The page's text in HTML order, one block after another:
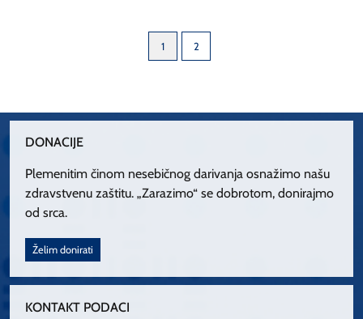
1 2
DONACIJE
Plemenitim činom nesebičnog darivanja osnažimo našu
zdravstvenu zaštitu. „Zarazimo“ se dobrotom, donirajmo
od srca.
Želim donirati
KONTAKT PODACI